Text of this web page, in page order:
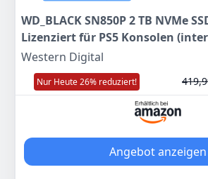
WD_BLACK SN850P 2 TB NVMe
Lizenziert für PS5 Konsolen
SSD; optimierter Kühlkörper; PCIe
Technologie, bis zu 7.300 MB/s
Western Digital
Nur Heute 26% reduziert!
Angebot anzeigen